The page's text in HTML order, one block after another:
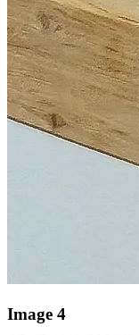
Image 4